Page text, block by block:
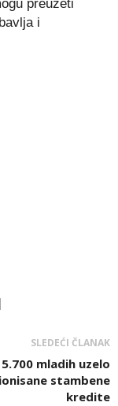
preuzeti
i
SLEDEĆI ČLANAK
mladih uzelo
stambene
kredite